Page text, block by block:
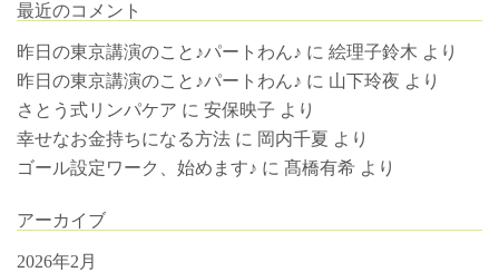
最近のコメント
昨日の東京講演のこと♪パートわん♪ に 絵理子鈴木 より
昨日の東京講演のこと♪パートわん♪ に 山下玲夜 より
さとう式リンパケア に 安保映子 より
幸せなお金持ちになる方法 に 岡内千夏 より
ゴール設定ワーク、始めます♪ に 髙橋有希 より
アーカイブ
2026年2月